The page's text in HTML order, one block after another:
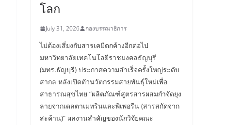
โลก
July 31, 2026 กองบรรณาธิการ
ไม่ต้องเสี่ยงกับสารเคมีตกค้างอีกต่อไป
มหาวิทยาลัยเทคโนโลยีราชมงคลธัญบุรี
(มทร.ธัญบุรี) ประกาศความสำเร็จครั้งใหญ่ระดับ
สากล หลังเปิดตัวนวัตกรรมสายพันธุ์ใหม่เพื่อ
สาธารณสุขไทย “ผลิตภัณฑ์สูตรสารผสมกำจัดยุง
ลายจากเดลตาเมทรินและพิเพอรีน (สารสกัดจาก
สะค้าน)” ผลงานสำคัญของนักวิจัยคณะ